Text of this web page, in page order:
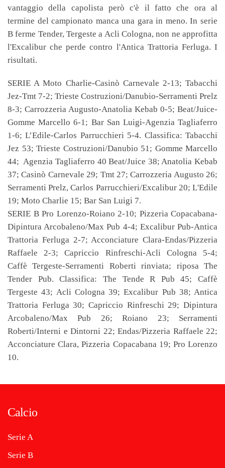
vantaggio della capolista però c'è il fatto che ora al
termine del campionato manca una gara in meno. In serie
B ferme Tender, Tergeste a Acli Cologna, non ne approfitta
l'Excalibur che perde contro l'Antica Trattoria Ferluga. I
risultati.
SERIE A Moto Charlie-Casinò Carnevale 2-13; Tabacchi
Jez-Tmt 7-2; Trieste Costruzioni/Danubio-Serramenti Prelz
8-3; Carrozzeria Augusto-Anatolia Kebab 0-5; Beat/Juice-
Gomme Marcello 6-1; Bar San Luigi-Agenzia Tagliaferro
1-6; L’Edile-Carlos Parrucchieri 5-4. Classifica: Tabacchi
Jez 53; Trieste Costruzioni/Danubio 51; Gomme Marcello
44; Agenzia Tagliaferro 40 Beat/Juice 38; Anatolia Kebab
37; Casinò Carnevale 29; Tmt 27; Carrozzeria Augusto 26;
Serramenti Prelz, Carlos Parrucchieri/Excalibur 20; L'Edile
19; Moto Charlie 15; Bar San Luigi 7.
SERIE B Pro Lorenzo-Roiano 2-10; Pizzeria Copacabana-
Dipintura Arcobaleno/Max Pub 4-4; Excalibur Pub-Antica
Trattoria Ferluga 2-7; Acconciature Clara-Endas/Pizzeria
Raffaele 2-3; Capriccio Rinfreschi-Acli Cologna 5-4;
Caffè Tergeste-Serramenti Roberti rinviata; riposa The
Tender Pub. Classifica: The Tende R Pub 45; Caffè
Tergeste 43; Acli Cologna 39; Excalibur Pub 38; Antica
Trattoria Ferluga 30; Capriccio Rinfreschi 29; Dipintura
Arcobaleno/Max Pub 26; Roiano 23; Serramenti
Roberti/Interni e Dintorni 22; Endas/Pizzeria Raffaele 22;
Acconciature Clara, Pizzeria Copacabana 19; Pro Lorenzo
10.
Calcio
Serie A
Serie B